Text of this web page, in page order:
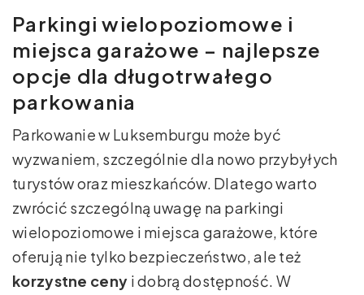
Parkingi wielopoziomowe i
miejsca garażowe – najlepsze
opcje dla długotrwałego
parkowania
Parkowanie w Luksemburgu może być
wyzwaniem, szczególnie dla nowo przybyłych
turystów oraz mieszkańców. Dlatego warto
zwrócić szczególną uwagę na parkingi
wielopoziomowe i miejsca garażowe, które
oferują nie tylko bezpieczeństwo, ale też
korzystne ceny i dobrą dostępność. W